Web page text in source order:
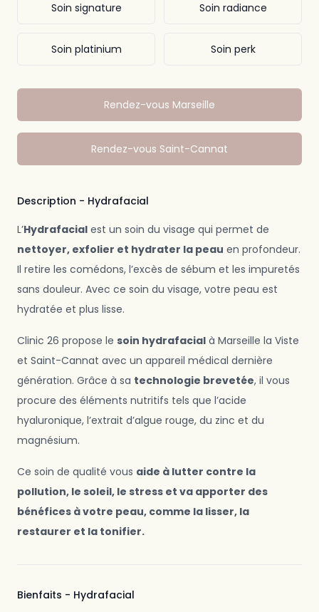
Soin signature Soin radiance
Soin platinium Soin perk
Rendez-vous Marseille
Rendez-vous Saint-Cannat
Description - Hydrafacial
L’Hydrafacial est un soin du visage qui permet de
nettoyer, exfolier et hydrater la peau en profondeur.
Il retire les comédons, l’excès de sébum et les impuretés
sans douleur. Avec ce soin du visage, votre peau est
hydratée et plus lisse.
Clinic 26 propose le soin hydrafacial à Marseille la Viste
et Saint-Cannat avec un appareil médical dernière
génération. Grâce à sa technologie brevetée, il vous
procure des éléments nutritifs tels que l’acide
hyaluronique, l’extrait d’algue rouge, du zinc et du
magnésium.
Ce soin de qualité vous aide à lutter contre la
pollution, le soleil, le stress et va apporter des
bénéfices à votre peau, comme la lisser, la
restaurer et la tonifier.
Bienfaits - Hydrafacial